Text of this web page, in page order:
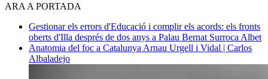
ARA A PORTADA
Gestionar els errors d'Educació i complir els acords: els fronts
oberts d'Illa després de dos anys a Palau Bernat Surroca Albet
Anatomia del foc a Catalunya Arnau Urgell i Vidal | Carlos
Albaladejo